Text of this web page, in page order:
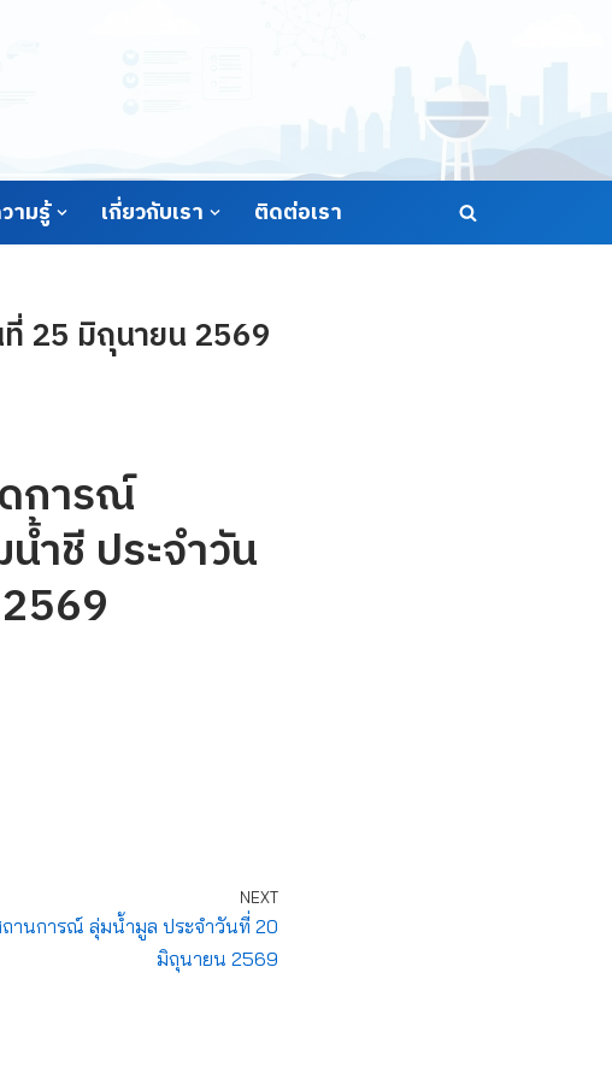
ามรู้ เกี่ยวกับเรา ติดต่อเรา
25 มิถุนายน 2569
การณ์
ำชี ประจำวัน
NEXT
านการณ์ ลุ่มน้ำมูล ประจำวันที่ 20
มิถุนายน 2569